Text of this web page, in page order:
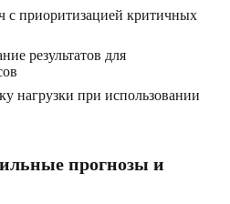
с приоритизацией критичных
результатов для
нагрузки при использовании
прогнозы и